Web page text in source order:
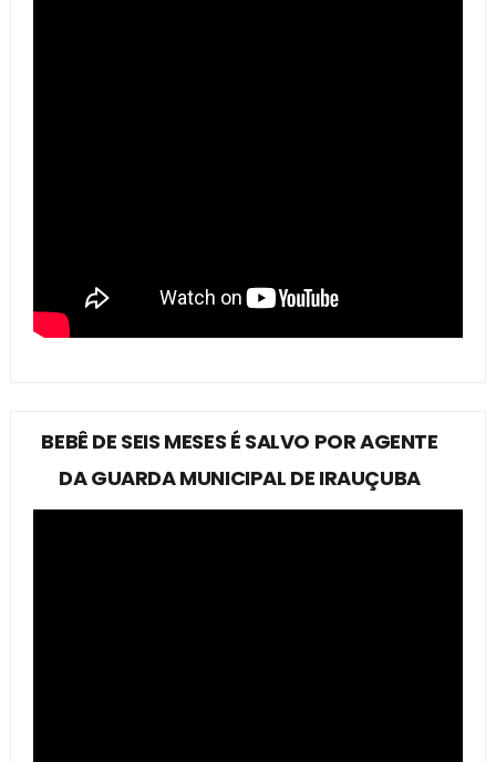
BEBÊ DE SEIS MESES É SALVO POR AGENTE
DA GUARDA MUNICIPAL DE IRAUÇUBA